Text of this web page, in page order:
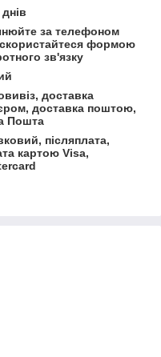
за телефоном
формою
зв'язку
доставка
доставка поштою,
Пошта
післяплата,
картою Visa,